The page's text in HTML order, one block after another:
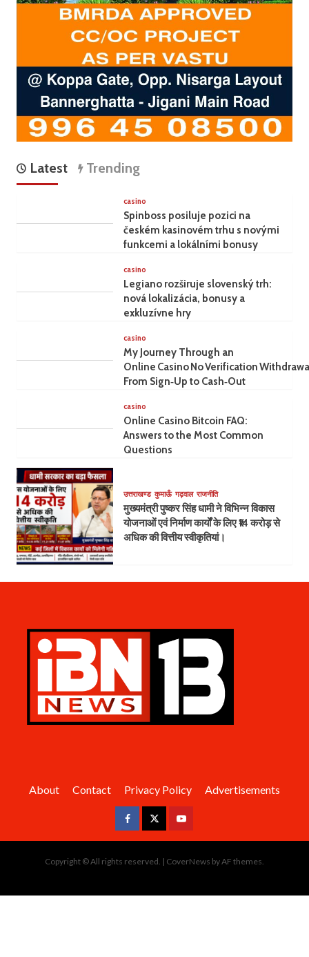
Latest Trending
casino
Spinboss posiluje pozici na
českém kasinovém trhu s novými
funkcemi a lokálními bonusy
casino
Legiano rozširuje slovenský trh:
nová lokalizácia, bonusy a
exkluzívne hry
casino
My Journey Through an
Online Casino No Verification
From Sign‑Up to Cash‑Out
casino
Online Casino Bitcoin FAQ:
Answers to the Most Common
Questions
उत्तराखण्ड कुमाऊँ गढ़वाल राजनीति
मुख्यमंत्री पुष्कर सिंह धामी ने विभिन्न विकास
योजनाओं एवं निर्माण कार्यों के लिए ₹14 करोड़ से
अधिक की वित्तीय स्वीकृतियां।
About Contact Privacy Policy Advertisements
FacebookTwitterYoutube
Copyright © All rights reserved. | CoverNews by AF themes.